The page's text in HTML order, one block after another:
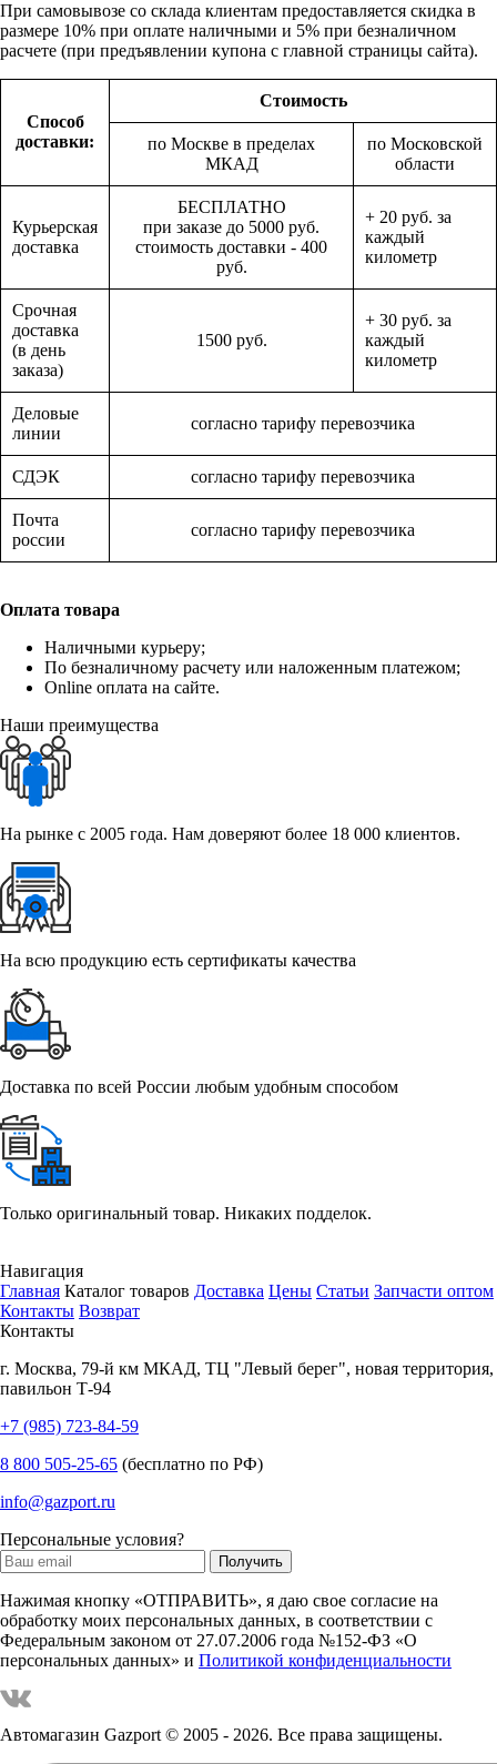
При самовывозе со склада клиентам предоставляется скидка в
размере 10% при оплате наличными и 5% при безналичном
расчете (при предъявлении купона с главной страницы сайта).
Способ
доставки:
Стоимость
по Москве в пределах
МКАД
по Московской
области
Курьерская
доставка
БЕСПЛАТНО
при заказе до 5000 руб.
стоимость доставки - 400
руб.
+ 20 руб. за
каждый
километр
Срочная
доставка
(в день
заказа)
1500 руб.
+ 30 руб. за
каждый
километр
Деловые
линии
согласно тарифу перевозчика
СДЭК согласно тарифу перевозчика
Почта
россии
согласно тарифу перевозчика
Оплата товара
Наличными курьеру;
По безналичному расчету или наложенным платежом;
Online оплата на сайте.
Наши преимущества
На рынке с 2005 года. Нам доверяют более 18 000 клиентов.
На всю продукцию есть сертификаты качества
Доставка по всей России любым удобным способом
Только оригинальный товар. Никаких подделок.
Навигация
Главная Каталог товаров Доставка Цены Статьи Запчасти оптом
Контакты Возврат
Контакты
г. Москва, 79-й км МКАД, ТЦ "Левый берег", новая территория,
павильон Т-94
+7 (985) 723-84-59
8 800 505-25-65 (бесплатно по РФ)
info@gazport.ru
Персональные условия?
Нажимая кнопку «ОТПРАВИТЬ», я даю свое согласие на
обработку моих персональных данных, в соответствии с
Федеральным законом от 27.07.2006 года №152-ФЗ «О
персональных данных» и Политикой конфиденциальности
Автомагазин Gazport© 2005 - 2026. Все права защищены.